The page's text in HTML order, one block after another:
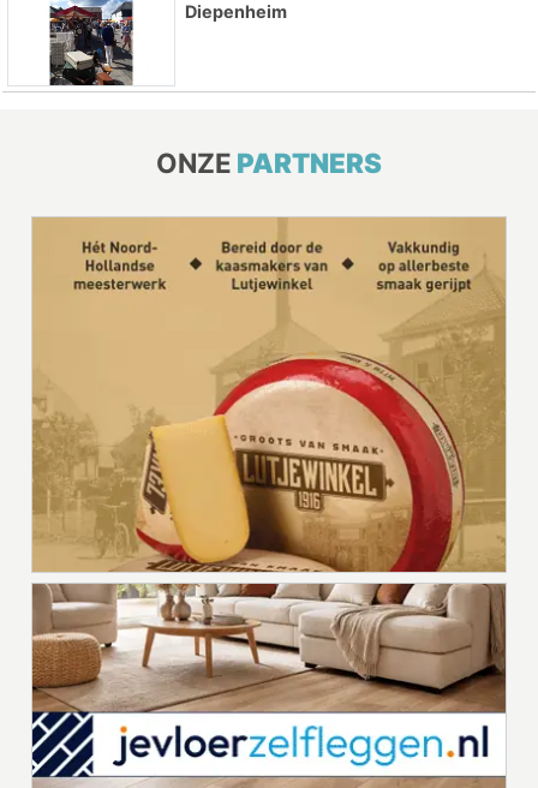
Diepenheim
ONZE PARTNERS